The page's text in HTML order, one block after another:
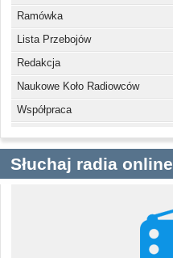
Ramówka
Lista Przebojów
Redakcja
Naukowe Koło Radiowców
Współpraca
Słuchaj radia online